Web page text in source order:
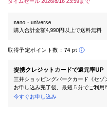
nano・universe
購入合計金額4,990円以上で送料無料
取得予定ポイント数： 74 pt
提携クレジットカードで還元率UP
三井ショッピングパークカード《セゾ
お申し込み完了後、最短５分でご利用
今すぐお申し込み